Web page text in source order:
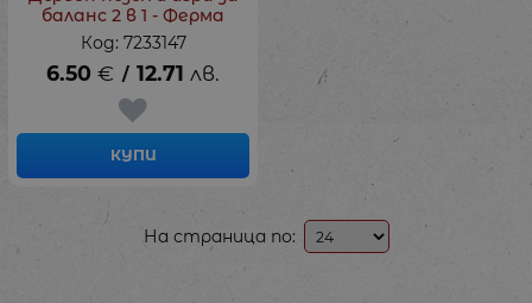
баланс 2 в 1 - Ферма
Код: 7233147
6.50 € / 12.71 лв.
КУПИ
На страница по: